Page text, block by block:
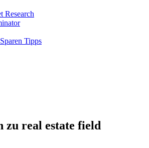
Research
Tipps
zu real estate field